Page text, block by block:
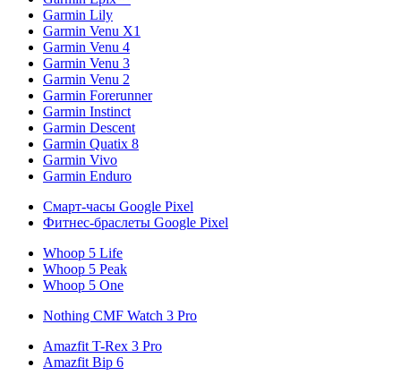
Garmin Lily
Garmin Venu X1
Garmin Venu 4
Garmin Venu 3
Garmin Venu 2
Garmin Forerunner
Garmin Instinct
Garmin Descent
Garmin Quatix 8
Garmin Vivo
Garmin Enduro
Смарт-часы Google Pixel
Фитнес-браслеты Google Pixel
Whoop 5 Life
Whoop 5 Peak
Whoop 5 One
Nothing CMF Watch 3 Pro
Amazfit T-Rex 3 Pro
Amazfit Bip 6